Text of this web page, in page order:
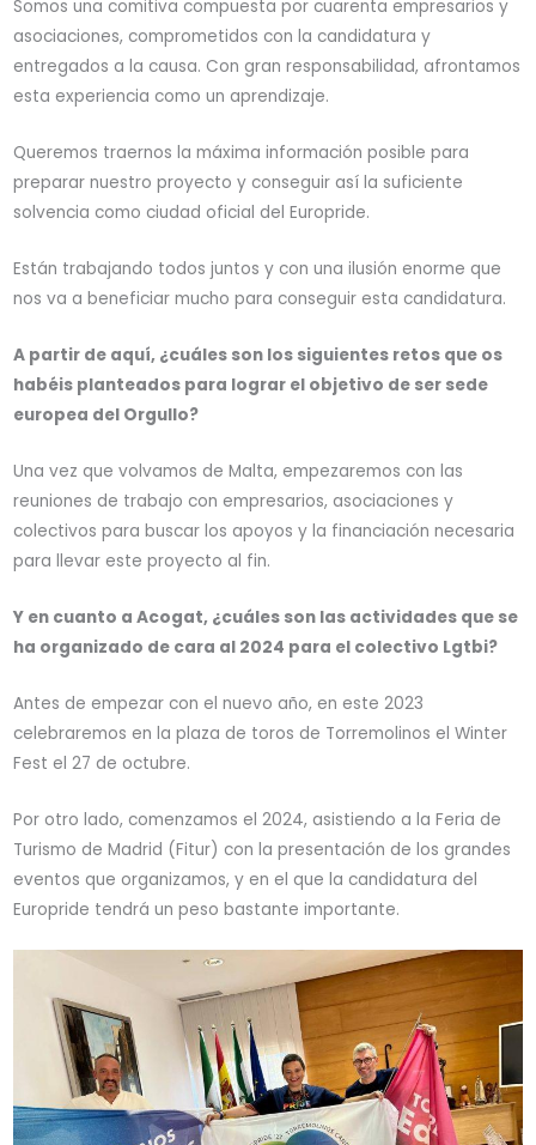
Somos una comitiva compuesta por cuarenta empresarios y
asociaciones, comprometidos con la candidatura y
entregados a la causa. Con gran responsabilidad, afrontamos
esta experiencia como un aprendizaje.
Queremos traernos la máxima información posible para
preparar nuestro proyecto y conseguir así la suficiente
solvencia como ciudad oficial del Europride.
Están trabajando todos juntos y con una ilusión enorme que
nos va a beneficiar mucho para conseguir esta candidatura.
A partir de aquí, ¿cuáles son los siguientes retos que os
habéis planteados para lograr el objetivo de ser sede
europea del Orgullo?
Una vez que volvamos de Malta, empezaremos con las
reuniones de trabajo con empresarios, asociaciones y
colectivos para buscar los apoyos y la financiación necesaria
para llevar este proyecto al fin.
Y en cuanto a Acogat, ¿cuáles son las actividades que se
ha organizado de cara al 2024 para el colectivo Lgtbi?
Antes de empezar con el nuevo año, en este 2023
celebraremos en la plaza de toros de Torremolinos el Winter
Fest el 27 de octubre.
Por otro lado, comenzamos el 2024, asistiendo a la Feria de
Turismo de Madrid (Fitur) con la presentación de los grandes
eventos que organizamos, y en el que la candidatura del
Europride tendrá un peso bastante importante.